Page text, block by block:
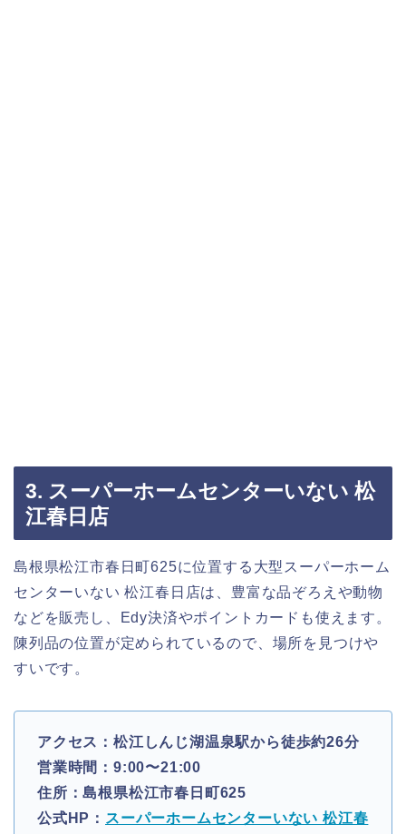
3. スーパーホームセンターいない 松
江春日店
島根県松江市春日町625に位置する大型スーパーホーム
センターいない 松江春日店は、豊富な品ぞろえや動物
などを販売し、Edy決済やポイントカードも使えます。
陳列品の位置が定められているので、場所を見つけや
すいです。
アクセス：松江しんじ湖温泉駅から徒歩約26分
営業時間：9:00〜21:00
住所：島根県松江市春日町625
公式HP： スーパーホームセンターいない 松江春